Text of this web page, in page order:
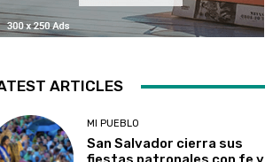
ARTICLES
MI PUEBLO
San Salvador cierra sus